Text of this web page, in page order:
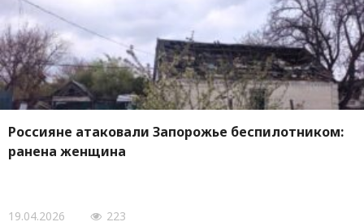
Россияне атаковали Запорожье беспилотником:
ранена женщина
19.04.2026 223